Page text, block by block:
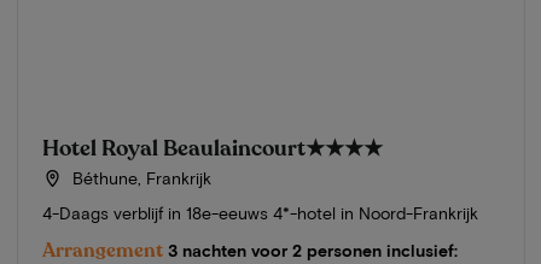
Hotel Royal Beaulaincourt★★★★
Béthune, Frankrijk
4-Daags verblijf in 18e-eeuws 4*-hotel in Noord-Frankrijk
Arrangement 3 nachten voor 2 personen inclusief: